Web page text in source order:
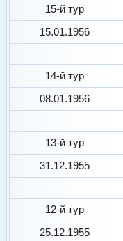
15-й тур
15.01.1956
14-й тур
08.01.1956
13-й тур
31.12.1955
12-й тур
25.12.1955